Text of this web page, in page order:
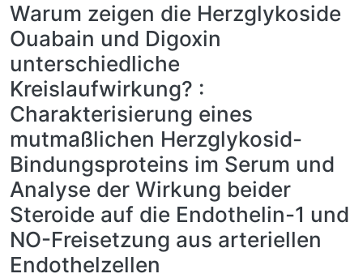
Warum zeigen die Herzglykoside
Ouabain und Digoxin
unterschiedliche
Kreislaufwirkung? :
Charakterisierung eines
mutmaßlichen Herzglykosid-
Bindungsproteins im Serum und
Analyse der Wirkung beider
Steroide auf die Endothelin-1 und
NO-Freisetzung aus arteriellen
Endothelzellen